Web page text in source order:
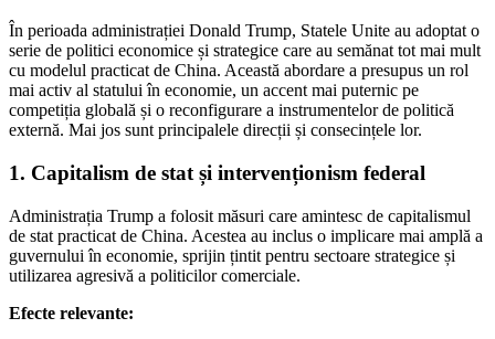
În perioada administrației Donald Trump, Statele Unite au adoptat o
serie de politici economice și strategice care au semănat tot mai mult
cu modelul practicat de China. Această abordare a presupus un rol
mai activ al statului în economie, un accent mai puternic pe
competiția globală și o reconfigurare a instrumentelor de politică
externă. Mai jos sunt principalele direcții și consecințele lor.
1. Capitalism de stat și intervenționism federal
Administrația Trump a folosit măsuri care amintesc de capitalismul
de stat practicat de China. Acestea au inclus o implicare mai amplă a
guvernului în economie, sprijin țintit pentru sectoare strategice și
utilizarea agresivă a politicilor comerciale.
Efecte relevante: